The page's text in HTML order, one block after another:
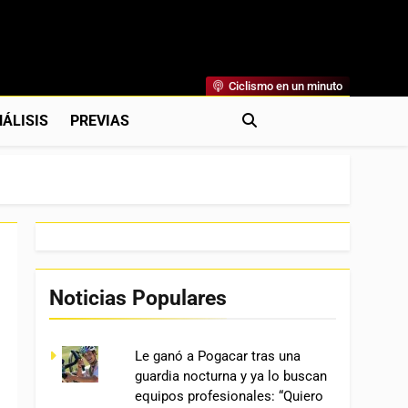
Previas Y Más. La Web Ciclista De Referencia.
Ciclismo en un minuto
PREVIAS
Noticias Populares
Le ganó a Pogacar tras una
guardia nocturna y ya lo buscan
equipos profesionales: “Quiero